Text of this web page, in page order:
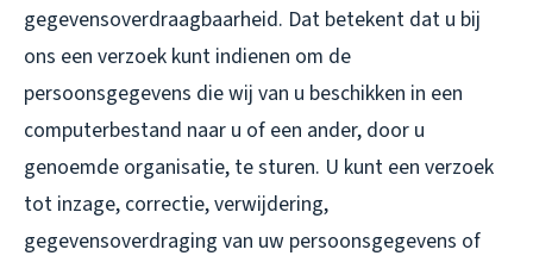
gegevensoverdraagbaarheid. Dat betekent dat u bij
ons een verzoek kunt indienen om de
persoonsgegevens die wij van u beschikken in een
computerbestand naar u of een ander, door u
genoemde organisatie, te sturen. U kunt een verzoek
tot inzage, correctie, verwijdering,
gegevensoverdraging van uw persoonsgegevens of